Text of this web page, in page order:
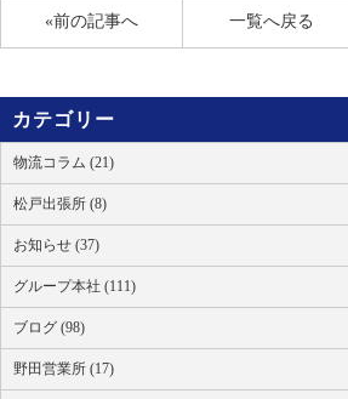
«前の記事へ 一覧へ戻る
カテゴリー
物流コラム (21)
松戸出張所 (8)
お知らせ (37)
グループ本社 (111)
ブログ (98)
野田営業所 (17)